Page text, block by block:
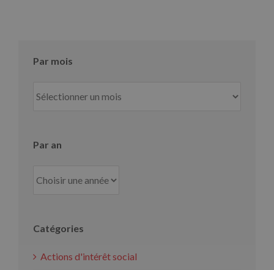
Par mois
mois
Par an
Catégories
Actions d'intérêt social